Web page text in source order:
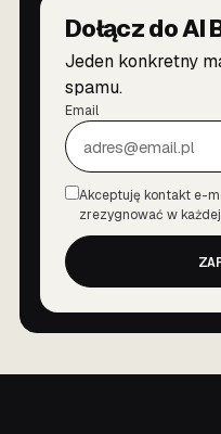
Dołącz do AI
Jeden konkretny
spamu.
Email
Zgoda
Akceptuję kontakt e-
zrezygnować w